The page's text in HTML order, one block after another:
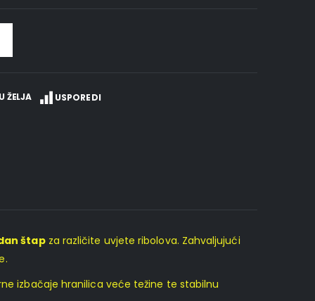
ŽELJA USPOREDI
štapza različite uvjete ribolova. Zahvaljujući
izbačaje hranilica veće težine te stabilnu